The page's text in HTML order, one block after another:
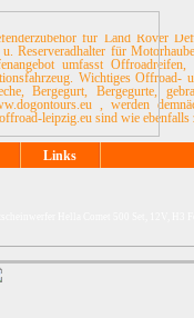
für Land Rover
u. Reserveradhalter für
umfasst
Wichtiges
Bergegurt, Bergegurte,
, werden
leipzig.eu sind wie ebenfalls
Links